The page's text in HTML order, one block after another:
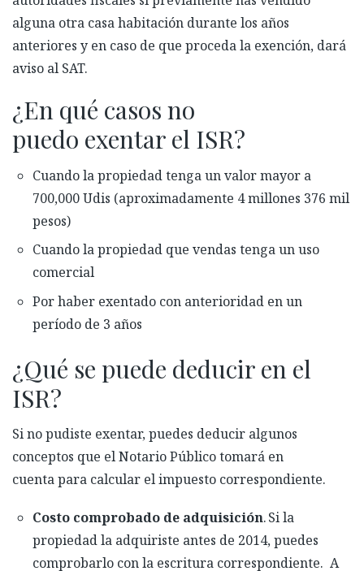
alguna otra casa habitación durante los años
anteriores y en caso de que proceda la exención, dará
aviso al SAT.
¿En qué casos no
puedo exentar el ISR?
Cuando la propiedad tenga un valor mayor a
700,000 Udis (aproximadamente 4 millones 376 mil
pesos)
Cuando la propiedad que vendas tenga un uso
comercial
Por haber exentado con anterioridad en un
período de 3 años
¿Qué se puede deducir en el
ISR?
Si no pudiste exentar, puedes deducir algunos
conceptos que el Notario Público tomará en
cuenta para calcular el impuesto correspondiente.
Costo comprobado de adquisición. Si la
propiedad la adquiriste antes de 2014, puedes
comprobarlo con la escritura correspondiente. A